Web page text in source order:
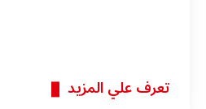
تعرف علي المزيد